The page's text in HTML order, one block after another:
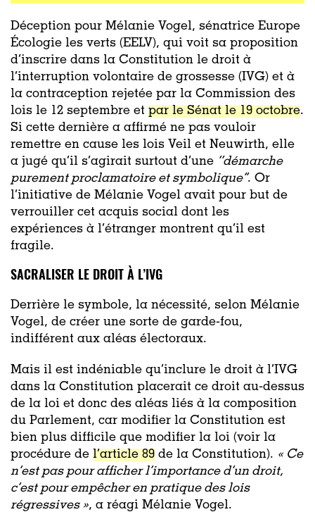
Déception pour Mélanie Vogel, sénatrice Europe
Écologie les verts (EELV), qui voit sa proposition
d’inscrire dans la Constitution le droit à
l’interruption volontaire de grossesse (IVG) et à
la contraception rejetée par la Commission des
lois le 12 septembre et par le Sénat le 19 octobre.
Si cette dernière a affirmé ne pas vouloir
remettre en cause les lois Veil et Neuwirth, elle
a jugé qu’il s’agirait surtout d’une ‘’démarche
purement proclamatoire et symbolique’’. Or
l’initiative de Mélanie Vogel avait pour but de
verrouiller cet acquis social dont les
expériences à l’étranger montrent qu’il est
fragile.
SACRALISER LE DROIT À L’IVG
Derrière le symbole, la nécessité, selon Mélanie
Vogel, de créer une sorte de garde-fou,
indifférent aux aléas électoraux.
Mais il est indéniable qu’inclure le droit à l’IVG
dans la Constitution placerait ce droit au-dessus
de la loi et donc des aléas liés à la composition
du Parlement, car modifier la Constitution est
bien plus difficile que modifier la loi (voir la
procédure de l’article 89 de la Constitution). « Ce
n’est pas pour afficher l’importance d’un droit,
c’est pour empêcher en pratique des lois
régressives », a réagi Mélanie Vogel.